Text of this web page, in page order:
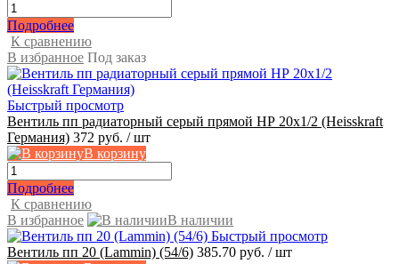
Подробнее
К сравнению
В избранное Под заказ
Быстрый просмотр
Вентиль пп радиаторный серый прямой НР 20х1/2 (Heisskraft
Германия) 372 руб. / шт
В корзину
Подробнее
К сравнению
В избранное
В наличии
Быстрый просмотр
Вентиль пп 20 (Lammin) (54/6) 385.70 руб. / шт